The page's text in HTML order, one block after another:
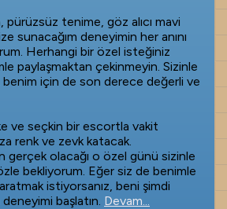
pürüzsüz tenime, göz alıcı mavi
sunacağım deneyimin her anını
Herhangi bir özel isteğiniz
paylaşmaktan çekinmeyin. Sizinle
için de son derece değerli ve
ve seçkin bir escortla vakit
renk ve zevk katacak.
gerçek olacağı o özel günü sizinle
bekliyorum. Eğer siz de benimle
istiyorsanız, beni şimdi
başlatın. Devam...